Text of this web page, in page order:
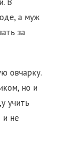
а муж
за
овчарку.
но и
учить
и не